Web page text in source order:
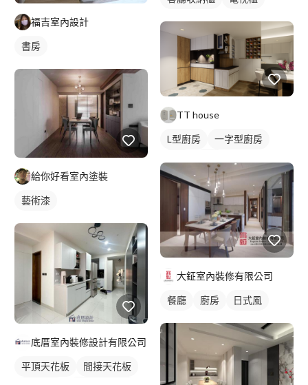
福吉室內設計
書房
給你好看室內塗裝
藝術漆
底厝室內裝修設計有限公司
平頂天花板
間接天花板
TT house
L型廚房
一字型廚房
餐廳
廚房
大鉦室內裝修有限公司
餐廳 廚房 日式風